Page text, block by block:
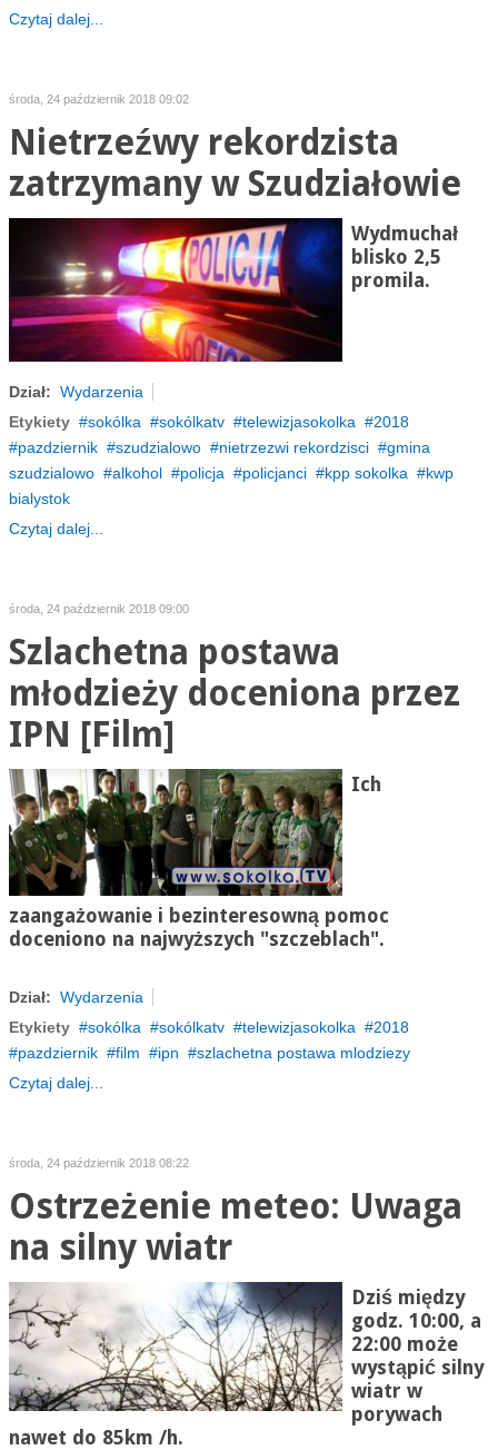
Czytaj dalej...
środa, 24 październik 2018 09:02
Nietrzeźwy rekordzista
zatrzymany w Szudziałowie
Wydmuchał
blisko 2,5
promila.
Dział: Wydarzenia
Etykiety
sokólka sokólkatv telewizjasokolka
2018
pazdziernik
szudzialowo nietrzezwi rekordzisci
gmina
szudzialowo
alkohol policja policjanci kpp sokolka
kwp
bialystok
Czytaj dalej...
środa, 24 październik 2018 09:00
Szlachetna postawa
młodzieży doceniona przez
IPN [Film]
Ich
zaangażowanie i bezinteresowną pomoc
doceniono na najwyższych "szczeblach".
Dział: Wydarzenia
Etykiety
sokólka sokólkatv telewizjasokolka
2018
pazdziernik
film ipn
szlachetna postawa mlodziezy
Czytaj dalej...
środa, 24 październik 2018 08:22
Ostrzeżenie meteo: Uwaga
na silny wiatr
Dziś między
godz. 10:00, a
22:00 może
wystąpić silny
wiatr w
porywach
nawet do 85km /h.